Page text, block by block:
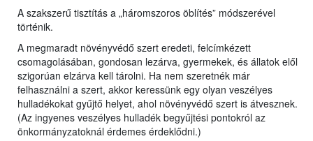
A szakszerű tisztítás a „háromszoros öblítés” módszerével
történik.
A megmaradt növényvédő szert eredeti, felcímkézett
csomagolásában, gondosan lezárva, gyermekek, és állatok elől
szigorúan elzárva kell tárolni. Ha nem szeretnék már
felhasználni a szert, akkor keressünk egy olyan veszélyes
hulladékokat gyűjtő helyet, ahol növényvédő szert is átvesznek.
(Az ingyenes veszélyes hulladék begyűjtési pontokról az
önkormányzatoknál érdemes érdeklődni.)